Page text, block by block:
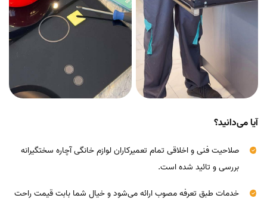
آیا می‌دانید؟
صلاحیت فنی و اخلاقی تمام تعمیرکاران لوازم خانگی آچاره سختگیرانه
بررسی و تائید شده است.
خدمات طبق تعرفه مصوب ارائه می‌شود و خیال شما بابت قیمت راحت